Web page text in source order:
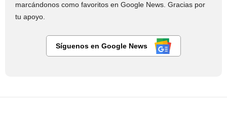
marcándonos como favoritos en Google News. Gracias por
tu apoyo.
Síguenos en Google News